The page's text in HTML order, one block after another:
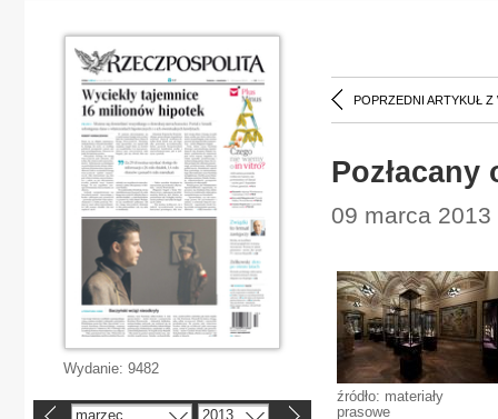
POPRZEDNI ARTYKUŁ Z
09 marca
źródło: materiały
prasowe
Wydanie: 9482
marzec 2013